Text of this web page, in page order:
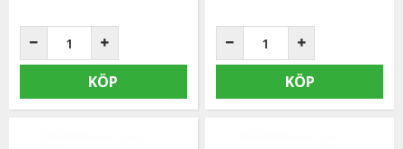
KÖP KÖP